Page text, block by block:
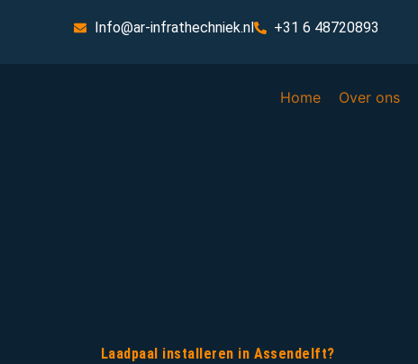
Info@ar-infrathechniek.nl +31 6 48720893
Home Over ons
Laadpaal installeren in Assendelft?